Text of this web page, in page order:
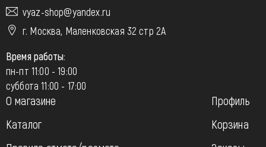
vyaz-shop@yandex.ru
г. Москва, Маленковская 32 стр 2А
Время работы:
пн-пт 11:00 - 19:00
суббота 11:00 - 17:00
О магазине
Каталог
Профиль
Корзина